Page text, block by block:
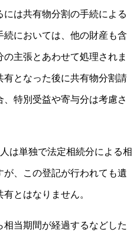
は共有物分割の手続による
においては、他の財産も含
主張とあわせて処理されま
となった後に共有物分割請
特別受益や寄与分は考慮さ
は単独で法定相続分による相
、この登記が行われても遺
とはなりません。
当期間が経過するなどした